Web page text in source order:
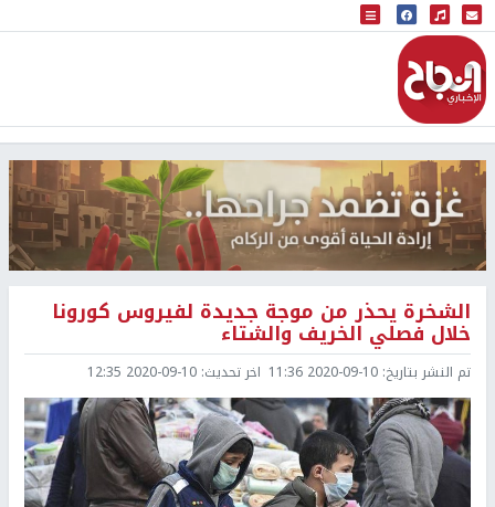
البث المباشر
إذاعة النجاح
الشخرة يحذر من موجة جديدة لفيروس كورونا
خلال فصلي الخريف والشتاء
تم النشر بتاريخ: 2020-09-10 11:36 اخر تحديث: 2020-09-10 12:35